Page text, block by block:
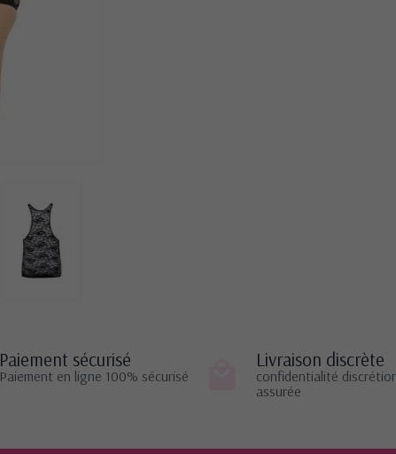
Paiement sécurisé
Paiement en ligne 100% sécurisé
Livraison discrète
confidentialité
assurée